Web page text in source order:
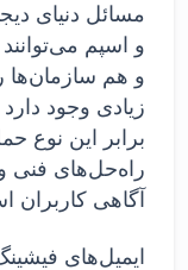
مسائل دنیای
و اسپم
و هم سازمان‌ها
زیادی وجود
برابر این نوع
راه‌حل‌های فنی
آگاهی کاربران
ایمیل‌های